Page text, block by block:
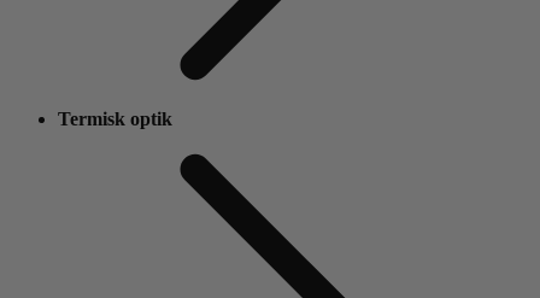
Termisk optik